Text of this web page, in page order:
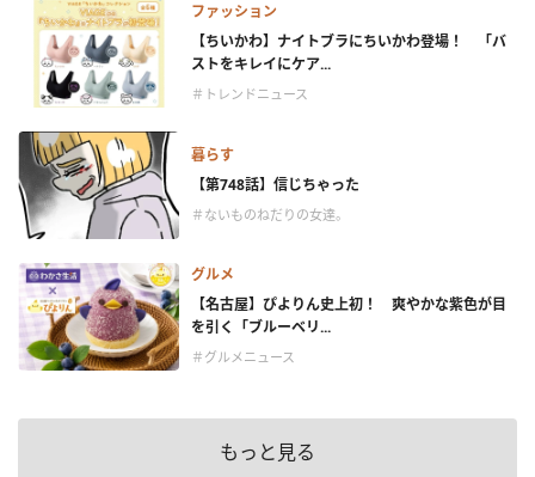
ファッション
【ちいかわ】ナイトブラにちいかわ登場！ 「バ
ストをキレイにケア...
＃トレンドニュース
暮らす
【第748話】信じちゃった
＃ないものねだりの女達。
グルメ
【名古屋】ぴよりん史上初！ 爽やかな紫色が目
を引く「ブルーベリ...
＃グルメニュース
もっと見る